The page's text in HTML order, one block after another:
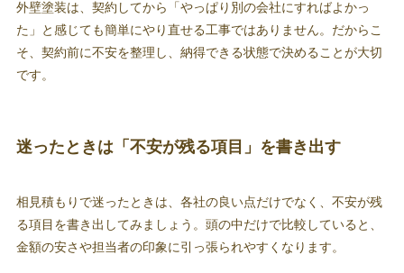
外壁塗装は、契約してから「やっぱり別の会社にすればよかっ
た」と感じても簡単にやり直せる工事ではありません。だからこ
そ、契約前に不安を整理し、納得できる状態で決めることが大切
です。
迷ったときは「不安が残る項目」を書き出す
相見積もりで迷ったときは、各社の良い点だけでなく、不安が残
る項目を書き出してみましょう。頭の中だけで比較していると、
金額の安さや担当者の印象に引っ張られやすくなります。